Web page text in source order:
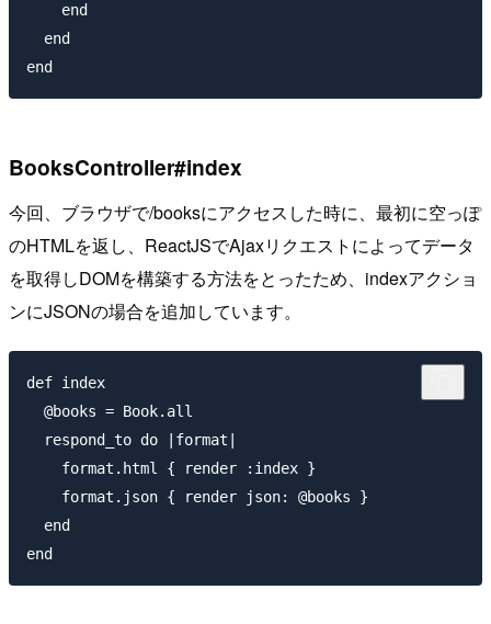
    end
  end
BooksController#index
今回、ブラウザで/booksにアクセスした時に、最初に空っぽ
のHTMLを返し、ReactJSでAjaxリクエストによってデータ
を取得しDOMを構築する方法をとったため、indexアクショ
ンにJSONの場合を追加しています。
def index
  @books = Book.all
  respond_to do |format|
    format.html { render :index }
    format.json { render json: @books }
  end